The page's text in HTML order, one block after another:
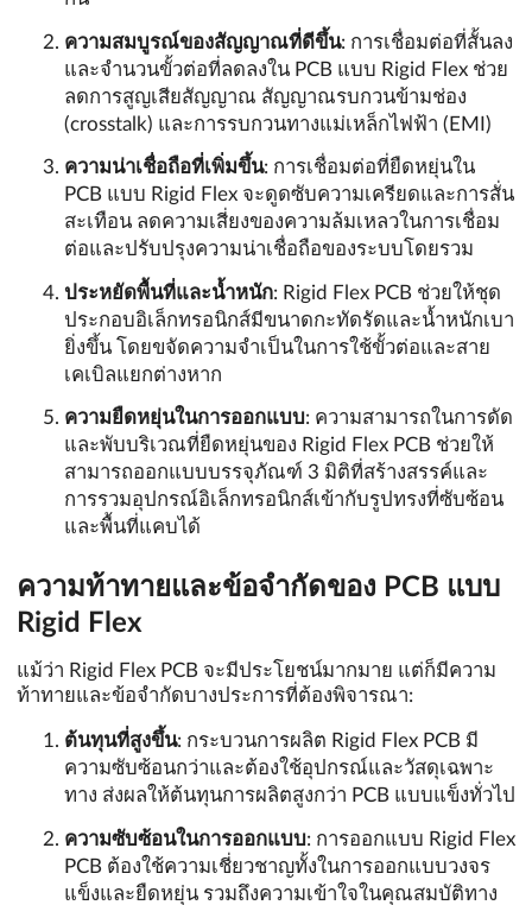
ความสมบูรณ์ของสัญญาณที่ดีขึ้น: การเชื่อมต่อที่สั้นลง
และจำนวนขั้วต่อที่ลดลงใน PCB แบบ Rigid Flex ช่วย
ลดการสูญเสียสัญญาณ สัญญาณรบกวนข้ามช่อง
(crosstalk) และการรบกวนทางแม่เหล็กไฟฟ้า (EMI)
ความน่าเชื่อถือที่เพิ่มขึ้น: การเชื่อมต่อที่ยืดหยุ่นใน
PCB แบบ Rigid Flex จะดูดซับความเครียดและการสั่น
สะเทือน ลดความเสี่ยงของความล้มเหลวในการเชื่อม
ต่อและปรับปรุงความน่าเชื่อถือของระบบโดยรวม
ประหยัดพื้นที่และน้ำหนัก: Rigid Flex PCB ช่วยให้ชุด
ประกอบอิเล็กทรอนิกส์มีขนาดกะทัดรัดและน้ำหนักเบา
ยิ่งขึ้น โดยขจัดความจำเป็นในการใช้ขั้วต่อและสาย
เคเบิลแยกต่างหาก
ความยืดหยุ่นในการออกแบบ: ความสามารถในการดัด
และพับบริเวณที่ยืดหยุ่นของ Rigid Flex PCB ช่วยให้
สามารถออกแบบบรรจุภัณฑ์ 3 มิติที่สร้างสรรค์และ
การรวมอุปกรณ์อิเล็กทรอนิกส์เข้ากับรูปทรงที่ซับซ้อน
และพื้นที่แคบได้
ความท้าทายและข้อจำกัดของ PCB แบบ
Rigid Flex
แม้ว่า Rigid Flex PCB จะมีประโยชน์มากมาย แต่ก็มีความ
ท้าทายและข้อจำกัดบางประการที่ต้องพิจารณา:
ต้นทุนที่สูงขึ้น: กระบวนการผลิต Rigid Flex PCB มี
ความซับซ้อนกว่าและต้องใช้อุปกรณ์และวัสดุเฉพาะ
ทาง ส่งผลให้ต้นทุนการผลิตสูงกว่า PCB แบบแข็งทั่วไป
ความซับซ้อนในการออกแบบ: การออกแบบ Rigid Flex
PCB ต้องใช้ความเชี่ยวชาญทั้งในการออกแบบวงจร
แข็งและยืดหยุ่น รวมถึงความเข้าใจในคุณสมบัติทาง